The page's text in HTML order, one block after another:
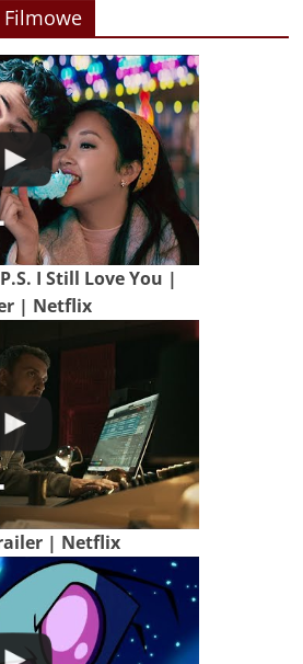
I Still Love You |
| Netflix
| Netflix